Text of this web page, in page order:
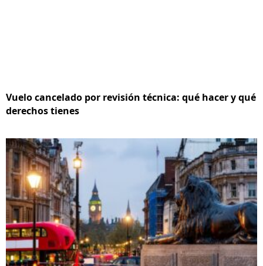
Vuelo cancelado por revisión técnica: qué hacer y qué
derechos tienes